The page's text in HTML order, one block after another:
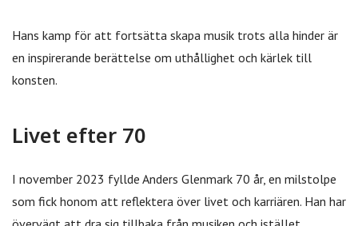
Hans kamp för att fortsätta skapa musik trots alla hinder är
en inspirerande berättelse om uthållighet och kärlek till
konsten.
Livet efter 70
I november 2023 fyllde Anders Glenmark 70 år, en milstolpe
som fick honom att reflektera över livet och karriären. Han har